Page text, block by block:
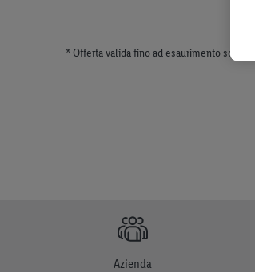
* Offerta valida fino ad esaurimento
Azienda